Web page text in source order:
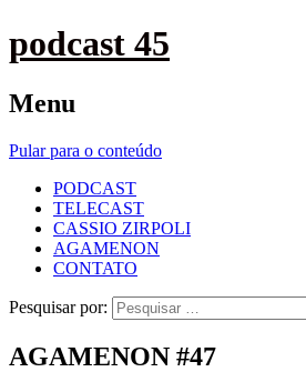
podcast 45
Menu
Pular para o conteúdo
PODCAST
TELECAST
CASSIO ZIRPOLI
AGAMENON
CONTATO
Pesquisar por:
AGAMENON #47